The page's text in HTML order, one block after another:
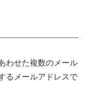
わせた複数のメール
るメールアドレスで